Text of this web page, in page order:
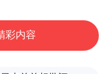
彩内容